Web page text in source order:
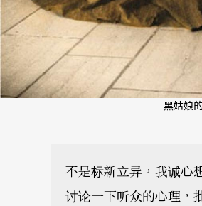
黑姑娘
不是标新立异，我诚心
讨论一下听众的心理，